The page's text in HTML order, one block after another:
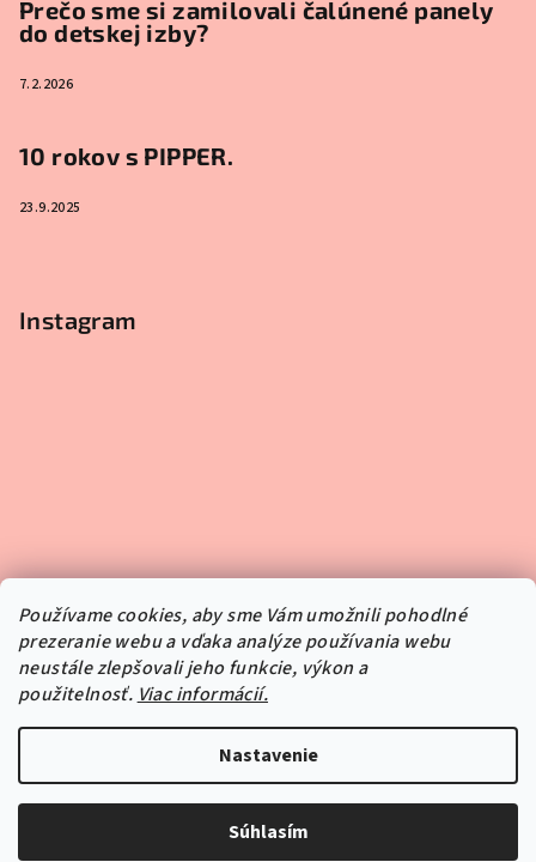
Používame cookies, aby sme Vám umožnili pohodlné
prezeranie webu a vďaka analýze používania webu
neustále zlepšovali jeho funkcie, výkon a
použitelnosť. Viac informácií.
Nastavenie
Súhlasím
Prečo sme si zamilovali čalúnené panely
do detskej izby?
7.2.2026
10 rokov s PIPPER.
23.9.2025
Instagram
Sledovať na Instagrame